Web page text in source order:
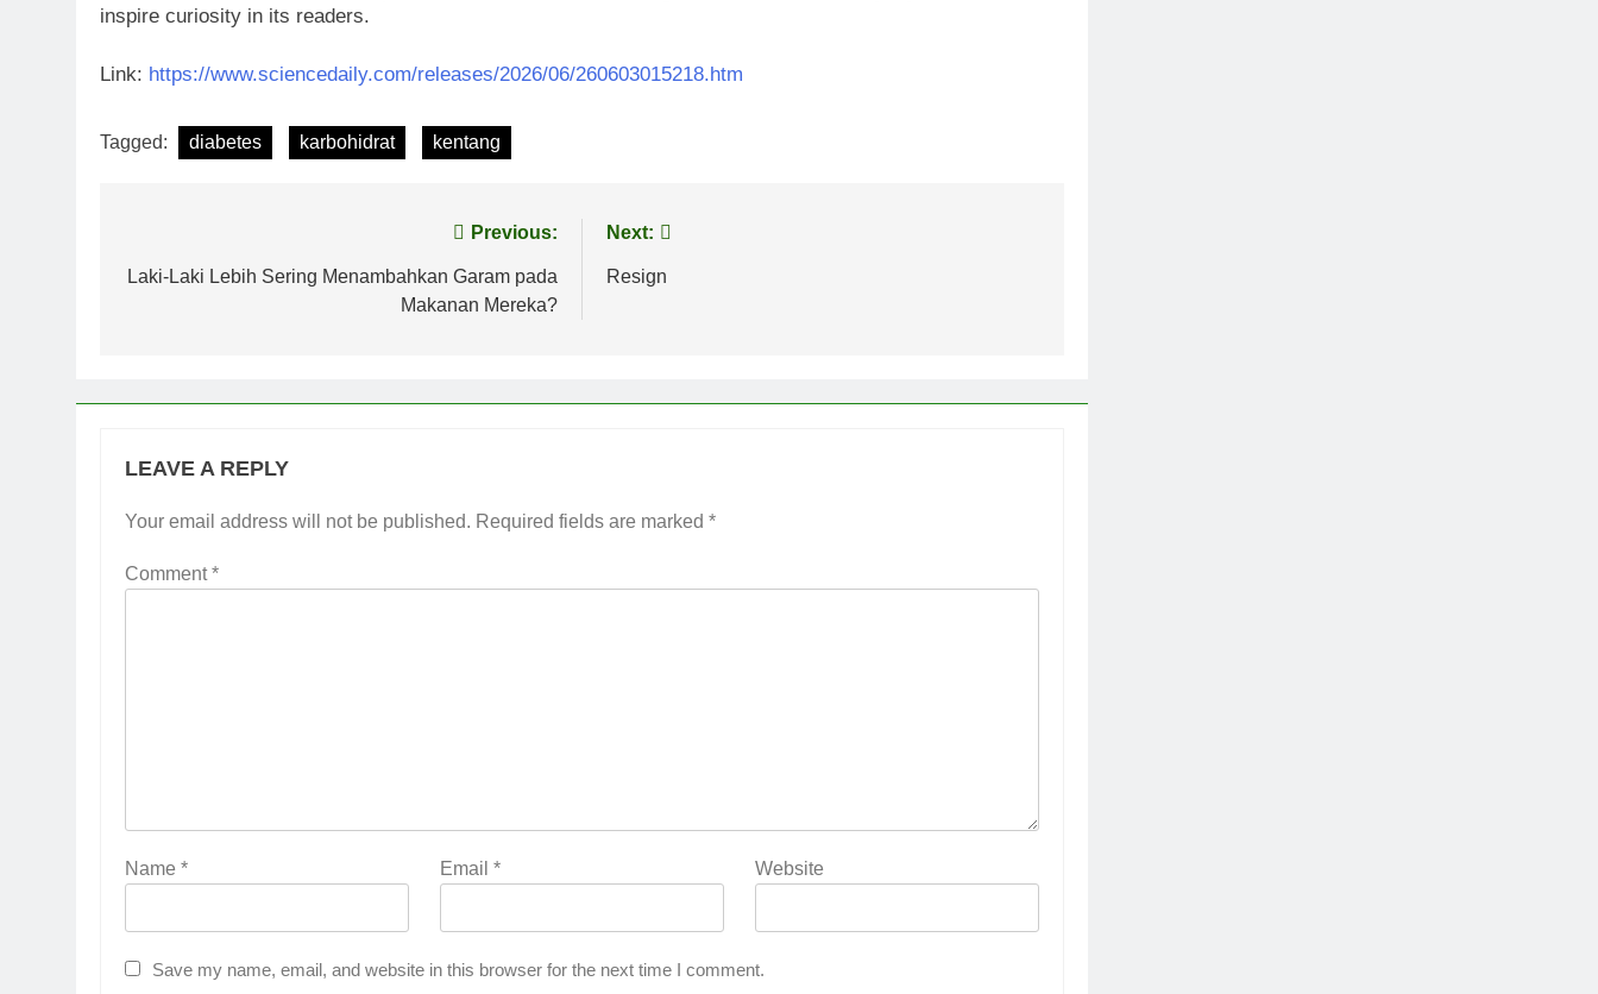
inspire curiosity in its readers.
Link: https://www.sciencedaily.com/releases/2026/06/260603015218.htm
Tagged: diabetes karbohidrat kentang
navigation
Previous:
Laki-Laki Lebih Sering Menambahkan Garam pada
Makanan Mereka?
Next:
Resign
LEAVE A REPLY
Your email address will not be published. Required fields are marked *
Comment*
Name * Email* Website
Save my name, email, and website in this browser for the next time I comment.